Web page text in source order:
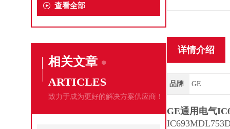
查看全部
相关文章
ARTICLES
致力于成为更好的解决方案供应商！
详情介绍
品牌 GE
GE通用电气